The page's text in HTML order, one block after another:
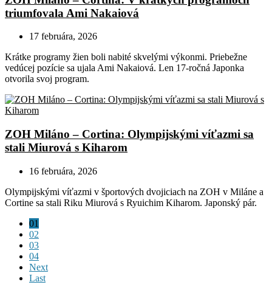
triumfovala Ami Nakaiová
17 februára, 2026
Krátke programy žien boli nabité skvelými výkonmi. Priebežne
vedúcej pozície sa ujala Ami Nakaiová. Len 17-ročná Japonka
otvorila svoj program.
ZOH Miláno – Cortina: Olympijskými víťazmi sa
stali Miurová s Kiharom
16 februára, 2026
Olympijskými víťazmi v športových dvojiciach na ZOH v Miláne a
Cortine sa stali Riku Miurová s Ryuichim Kiharom. Japonský pár.
01
02
03
04
Next
Last